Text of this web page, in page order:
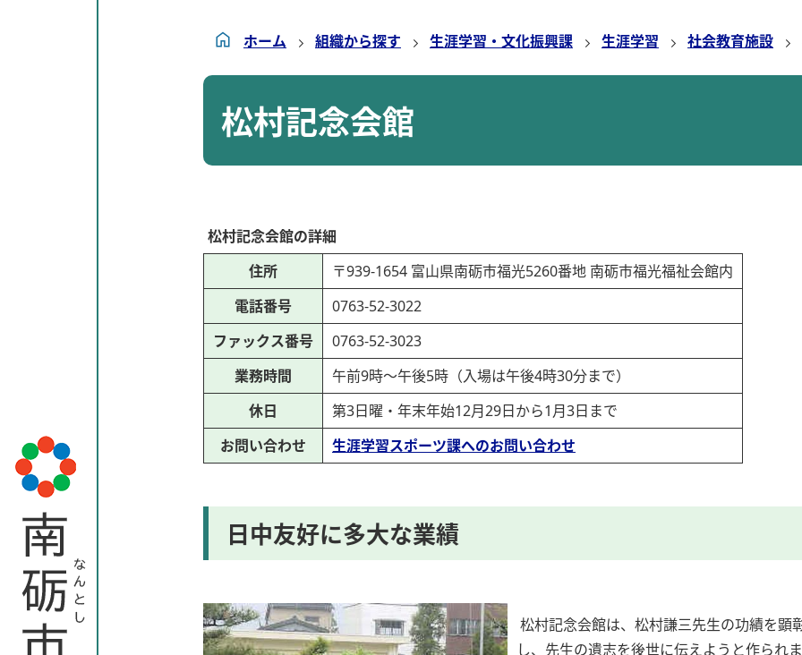
ホーム 組織から探す 生涯学習・文化振興課 生涯学習 社会教育施設
松村記念会館
松村記念会館の詳細
住所
〒939-1654 富山県南砺市福光5260番地 南砺市福光福祉会館内
電話番号
0763-52-3022
ファックス番号
0763-52-3023
業務時間
午前9時～午後5時（入場は午後4時30分まで）
休日
第3日曜・年末年始12月29日から1月3日まで
お問い合わせ
生涯学習スポーツ課へのお問い合わせ
日中友好に多大な業績
松村記念会館は、松村謙三先生の功績を顕
し、先生の遺志を後世に伝えようと作られ